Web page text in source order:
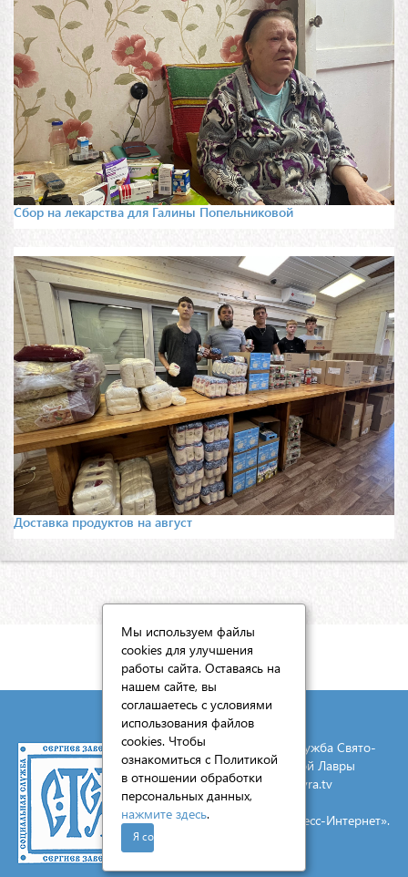
Сбор на лекарства для Галины Попельниковой
Доставка продуктов на август
КАРТА САЙТА
© 2026 Социальная служба Свято-
Троицкой Сергиевой Лавры
E-mail:mail@lavra.tv
Создание сайта - «Экспресс-Интернет».
Мы используем файлы
cookies для улучшения
работы сайта. Оставаясь на
нашем сайте, вы
соглашаетесь с условиями
использования файлов
cookies. Чтобы
ознакомиться с Политикой
в отношении обработки
персональных данных,
нажмите здесь.
Я согласен